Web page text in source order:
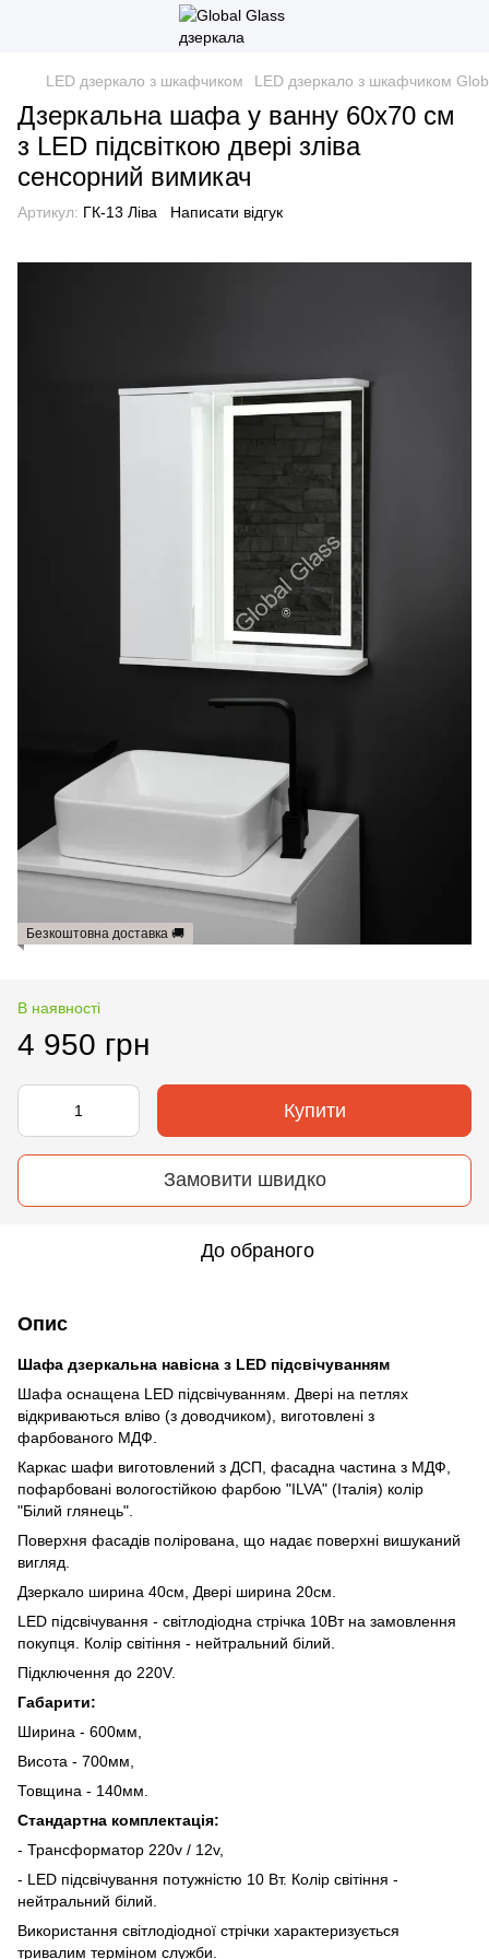
LED дзеркало з шкафчиком LED дзеркало з шкафчиком
Дзеркальна шафа у ванну 60х70 см
з LED підсвіткою двері зліва
сенсорний вимикач
Артикул: ГК-13 Ліва Написати відгук
Безкоштовна доставка 🚚
В наявності
4 950 грн
Купити
Замовити швидко
До обраного
Опис
Шафа дзеркальна навісна з LED підсвічуванням
Шафа оснащена LED підсвічуванням. Двері на петлях
відкриваються вліво (з доводчиком), виготовлені з
фарбованого МДФ.
Каркас шафи виготовлений з ДСП, фасадна частина з МДФ,
пофарбовані вологостійкою фарбою "ILVA" (Італія) колір
"Білий глянець".
Поверхня фасадів полірована, що надає поверхні вишуканий
вигляд.
Дзеркало ширина 40см, Двері ширина 20см.
LED підсвічування - світлодіодна стрічка 10Вт на замовлення
покупця. Колір світіння - нейтральний білий.
Підключення до 220V.
Габарити:
Ширина - 600мм,
Висота - 700мм,
Товщина - 140мм.
Стандартна комплектація:
- Трансформатор 220v / 12v,
- LED підсвічування потужністю 10 Вт. Колір світіння -
нейтральний білий.
Використання світлодіодної стрічки характеризується
тривалим терміном служби.